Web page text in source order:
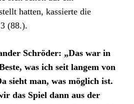
hatten, kassierte die
(88.).
Schröder: „Das war in
was ich seit langem von
sieht man, was möglich ist.
das Spiel dann aus der